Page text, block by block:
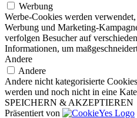
Werbung
Werbe-Cookies werden
Werbung und Marketing-
verfolgen Besucher auf
Informationen, um
Andere
Andere
Andere nicht kategorisierte
werden und noch nicht in eine
SPEICHERN & AKZEPTIEREN
Präsentiert von